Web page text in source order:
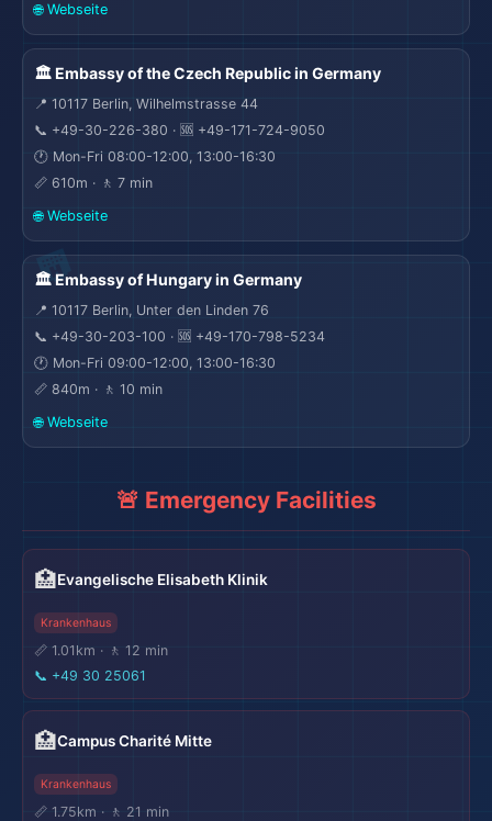
🌐 Webseite
🏛️ Embassy of the Czech Republic in Germany
📍 10117 Berlin, Wilhelmstrasse 44
📞 +49-30-226-380 · 🆘 +49-171-724-9050
🕐 Mon-Fri 08:00-12:00, 13:00-16:30
📏 610m · 🚶 7 min
🌐 Webseite
🏛️ Embassy of Hungary in Germany
📍 10117 Berlin, Unter den Linden 76
📞 +49-30-203-100 · 🆘 +49-170-798-5234
🕐 Mon-Fri 09:00-12:00, 13:00-16:30
📏 840m · 🚶 10 min
🌐 Webseite
🚨 Emergency Facilities
🏥Evangelische Elisabeth Klinik
Krankenhaus
📏 1.01km · 🚶 12 min
📞 +49 30 25061
🏥Campus Charité Mitte
Krankenhaus
📏 1.75km · 🚶 21 min